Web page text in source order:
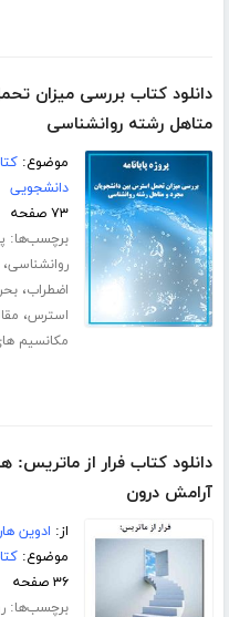
دانلود کتاب بررسی میزان
متاهل رشته روانشناسی
موضوع:
دانشجویی
۷۳ صفحه
برچسب‌ها:
روانشناسی،
اضطراب،
استرس،
مکانسیم
دانلود کتاب فرار از
آرامش درون
از: ادوین
موضوع:
۳۶ صفحه
برچسب‌ها: